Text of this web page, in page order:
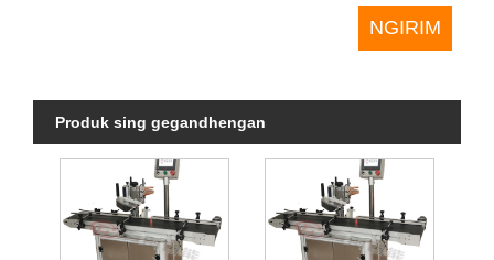
Produk sing gegandhengan